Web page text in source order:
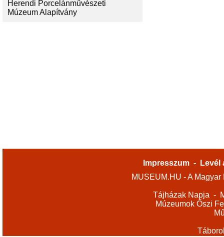
Herendi Porcelánművészeti
Múzeum Alapítvány
Impresszum -
Levél
MUSEUM.HU - A
Tájházak Napja -
Múzeumok Őszi